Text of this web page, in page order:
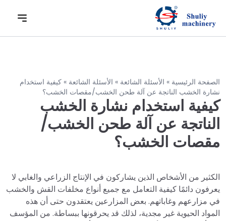
الصفحة الرئيسية » الأسئلة الشائعة » الأسئلة الشائعة » كيفية استخدام
نشارة الخشب الناتجة عن آلة طحن الخشب/مقصات الخشب؟
كيفية استخدام نشارة الخشب
الناتجة عن آلة طحن الخشب/
مقصات الخشب؟
الكثير من الأشخاص الذين يشاركون في الإنتاج الزراعي والغابي لا
يعرفون دائمًا كيفية التعامل مع جميع أنواع مخلفات القش والخشب
في مزارعهم وغاباتهم. بعض المزارعين يعتقدون حتى أن هذه
المواد الحيوية غير مجدية، لذلك قد يحرقونها ببساطة. من المؤسف